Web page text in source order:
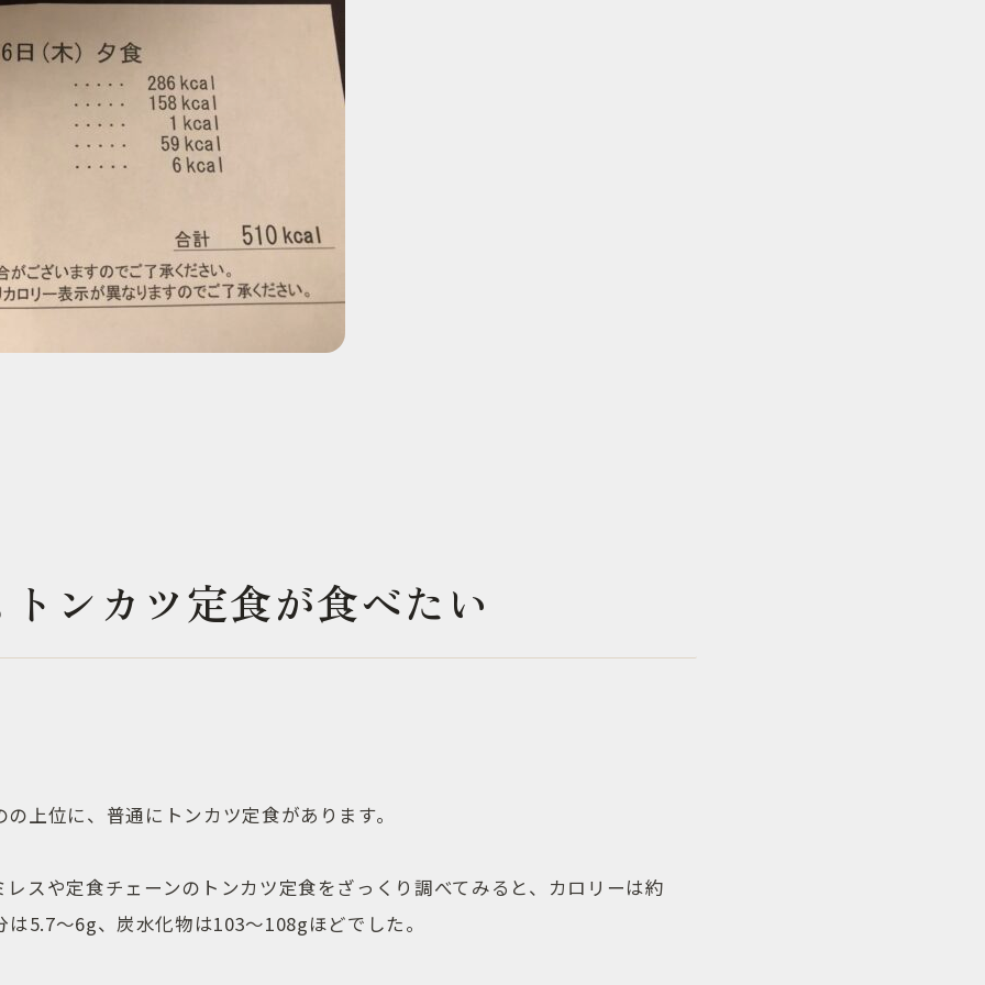
ンカツ定食が食べたい
上位に、普通にトンカツ定食があります。
スや定食チェーンのトンカツ定食をざっくり調べてみると、カロリーは約
5.7〜6g、炭水化物は103〜108gほどでした。